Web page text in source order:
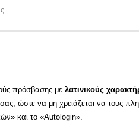
πρόσβασης μελατινικούς
ώστε να μη χρειάζεται να τους
και το «Autologin».